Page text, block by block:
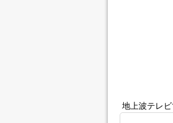
地上波テレ